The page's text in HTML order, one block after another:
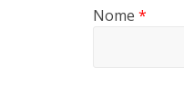
Nome *